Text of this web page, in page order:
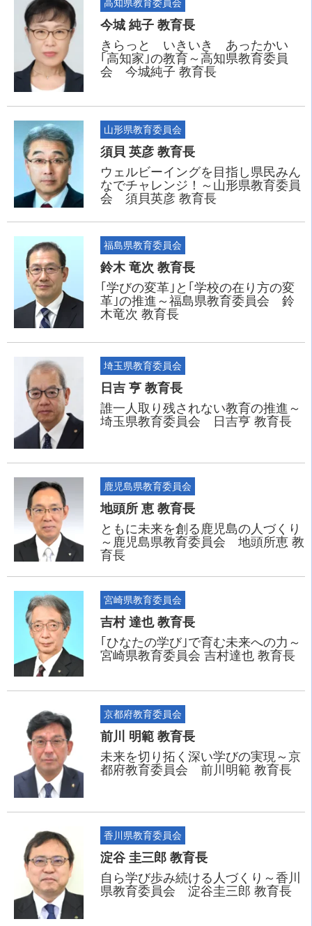
高知県教育委員会
今城 純子 教育長
きらっと いきいき あったかい
｢高知家｣の教育～高知県教育委員
会 今城純子 教育長
山形県教育委員会
須貝 英彦 教育長
ウェルビーイングを目指し県民みん
なでチャレンジ！～山形県教育委員
会 須貝英彦 教育長
福島県教育委員会
鈴木 竜次 教育長
｢学びの変革｣と｢学校の在り方の変
革｣の推進～福島県教育委員会 鈴
木竜次 教育長
埼玉県教育委員会
日吉 亨 教育長
誰一人取り残されない教育の推進～
埼玉県教育委員会 日吉亨 教育長
鹿児島県教育委員会
地頭所 恵 教育長
ともに未来を創る鹿児島の人づくり
～鹿児島県教育委員会 地頭所恵 教
育長
宮崎県教育委員会
吉村 達也 教育長
｢ひなたの学び｣で育む未来への力～
宮崎県教育委員会 吉村達也 教育長
京都府教育委員会
前川 明範 教育長
未来を切り拓く深い学びの実現～京
都府教育委員会 前川明範 教育長
香川県教育委員会
淀谷 圭三郎 教育長
自ら学び歩み続ける人づくり～香川
県教育委員会 淀谷圭三郎 教育長